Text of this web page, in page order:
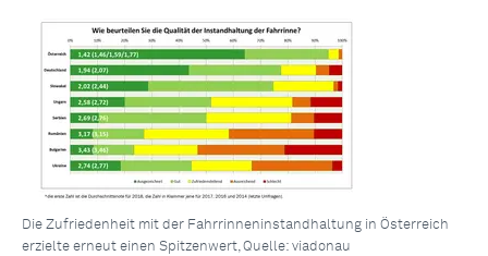
Die Zufriedenheit mit der Fahrrinneninstandhaltung in Österreich
erzielte erneut einen Spitzenwert, Quelle: viadonau